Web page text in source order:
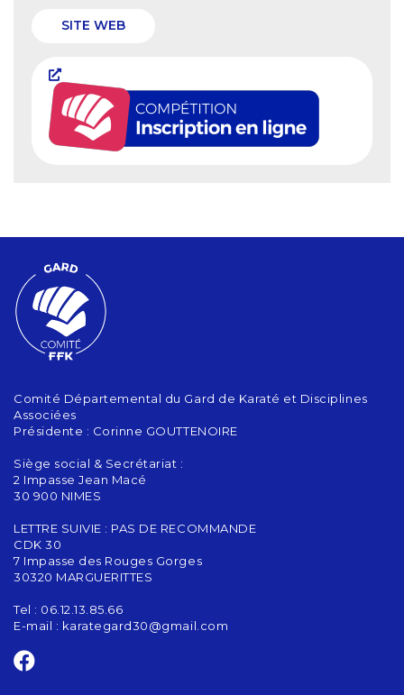
SITE WEB
Comité Départemental du Gard de Karaté et Disciplines
Associées
Présidente : Corinne GOUTTENOIRE
Siège social & Secrétariat :
2 Impasse Jean Macé
30 900 NIMES
LETTRE SUIVIE : PAS DE RECOMMANDE
CDK 30
7 Impasse des Rouges Gorges
30320 MARGUERITTES
Tel : 06.12.13.85.66
E-mail : karategard30@gmail.com